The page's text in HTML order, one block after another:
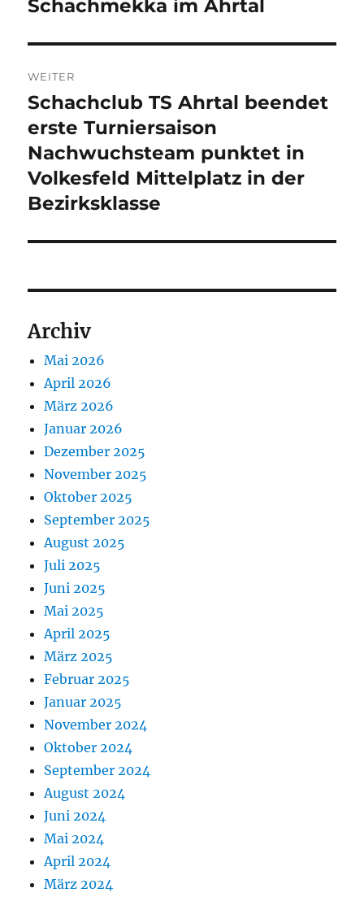
Schachmekka im Ahrtal
WEITER
Nächster
Beitrag:
Schachclub TS Ahrtal beendet
erste Turniersaison
Nachwuchsteam punktet in
Volkesfeld Mittelplatz in der
Bezirksklasse
Archiv
Mai 2026
April 2026
März 2026
Januar 2026
Dezember 2025
November 2025
Oktober 2025
September 2025
August 2025
Juli 2025
Juni 2025
Mai 2025
April 2025
März 2025
Februar 2025
Januar 2025
November 2024
Oktober 2024
September 2024
August 2024
Juni 2024
Mai 2024
April 2024
März 2024